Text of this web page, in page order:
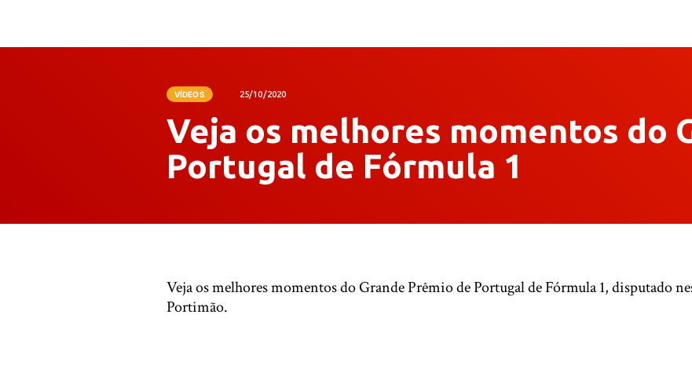
VÍDEOS 25/10/2020
Veja os melhores momentos do
Portugal de Fórmula 1
Veja os melhores momentos do Grande Prêmio de Portugal de Fórmula 1, disputado
Portimão.